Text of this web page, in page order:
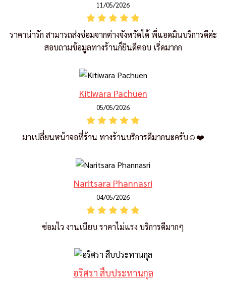
11/05/2026
ราคาน่ารัก สามารถส่งซ่อมจากต่างจังหวัดได้ พี่แอดมินบริการดีค่ะ
สอบถามข้อมูลทางร้านก็ยินดีตอบ เริ่ดมากก
Kitiwara Pachuen
05/05/2026
มาเปลี่ยนหน้าจอที่ร้าน ทางร้านบริการดีมากนะครับ☺️❤️
Naritsara Phannasri
04/05/2026
ซ่อมไว งานเนียบ ราคาไม่แรง บริการดีมากๆ
อริศรา สืบประทานกุล